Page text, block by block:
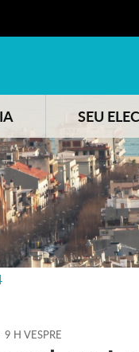
SEU
9 H VESPRE